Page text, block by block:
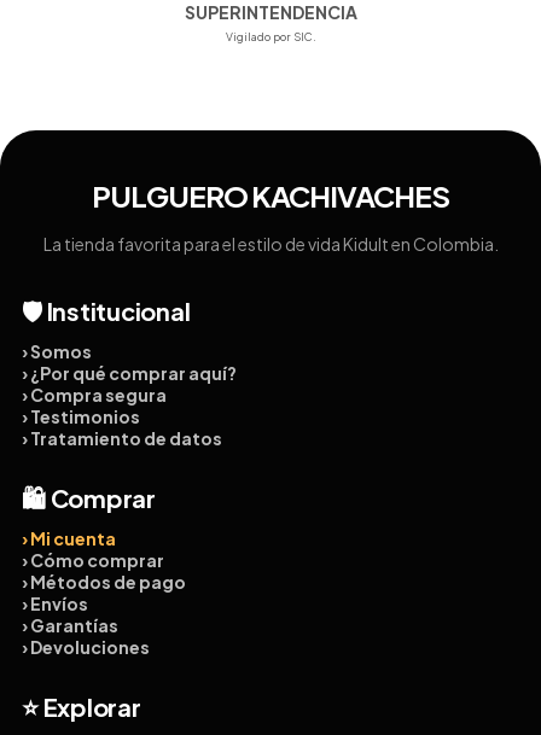
SUPERINTENDENCIA
Vigilado por SIC.
PULGUERO KACHIVACHES
La tienda favorita para el estilo de vida Kidult en Colombia.
🛡️ Institucional
› Somos
› ¿Por qué comprar aquí?
› Compra segura
› Testimonios
› Tratamiento de datos
🛍️ Comprar
› Mi cuenta
› Cómo comprar
› Métodos de pago
› Envíos
› Garantías
› Devoluciones
⭐ Explorar